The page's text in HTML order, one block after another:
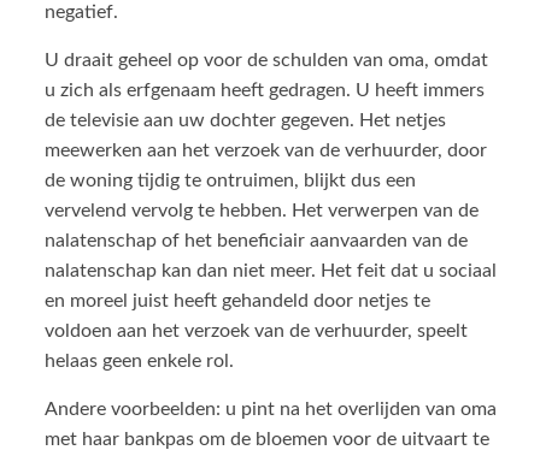
negatief.
U draait geheel op voor de schulden van oma, omdat
u zich als erfgenaam heeft gedragen. U heeft immers
de televisie aan uw dochter gegeven. Het netjes
meewerken aan het verzoek van de verhuurder, door
de woning tijdig te ontruimen, blijkt dus een
vervelend vervolg te hebben. Het verwerpen van de
nalatenschap of het beneficiair aanvaarden van de
nalatenschap kan dan niet meer. Het feit dat u sociaal
en moreel juist heeft gehandeld door netjes te
voldoen aan het verzoek van de verhuurder, speelt
helaas geen enkele rol.
Andere voorbeelden: u pint na het overlijden van oma
met haar bankpas om de bloemen voor de uitvaart te